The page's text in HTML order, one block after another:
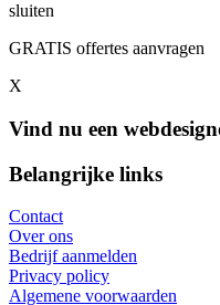
sluiten
GRATIS offertes aanvragen
X
Vind nu een
Belangrijke links
Contact
Over ons
Bedrijf aanmelden
Privacy policy
Algemene voorwaarden